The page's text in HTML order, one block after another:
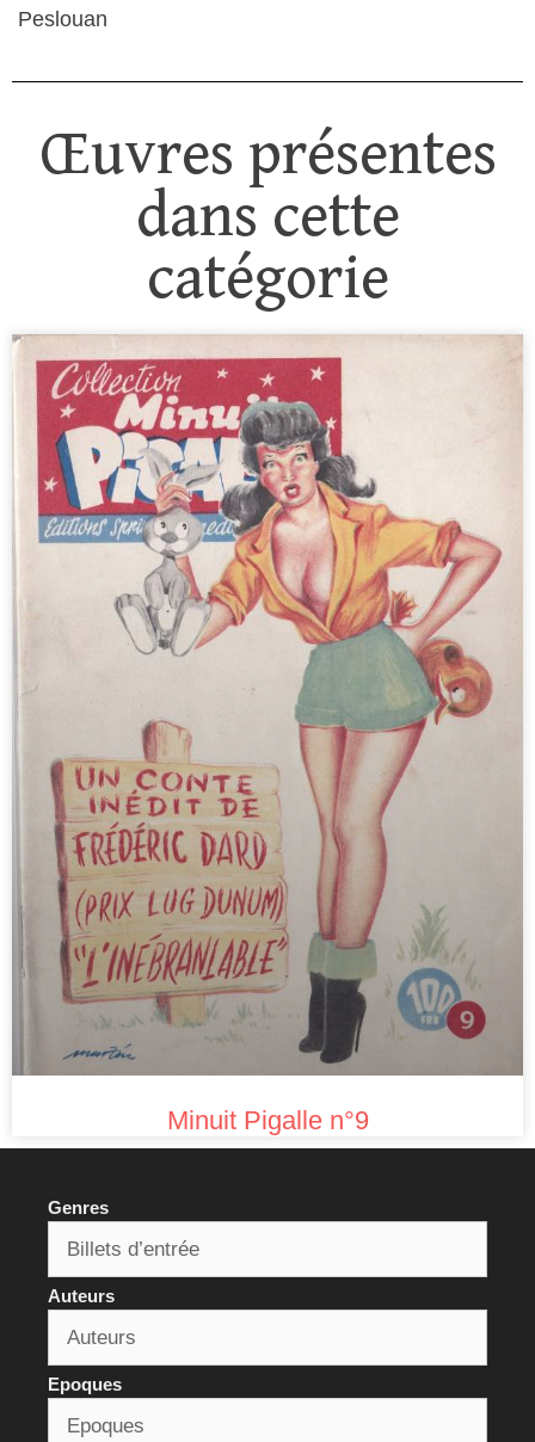
Peslouan
Œuvres présentes
dans cette
catégorie
Minuit Pigalle n°9
Genres
Auteurs
Epoques